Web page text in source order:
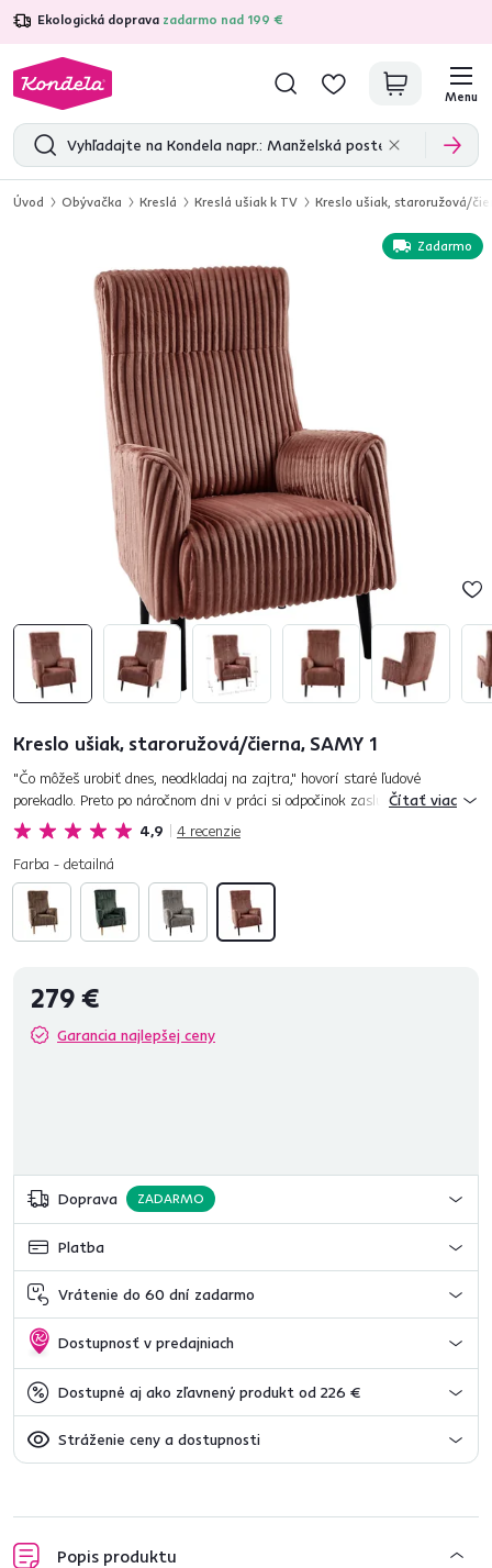
Ekologická doprava zadarmo nad 199 €
4,7 31 157overených produktových recenzií
Menu
Úvod Obývačka Kreslá Kreslá ušiak k TV Kreslo ušiak, staroružová/
Zadarmo
Kreslo ušiak, staroružová/čierna, SAMY 1
4,9 4 recenzie
"Čo môžeš urobiť dnes, neodkladaj na zajtra," hovorí staré ľudové
porekadlo. Preto po náročnom dni v práci si odpočinok zaslúžite. Relaxujte
v náruči komfortného kresla SAMY 1. Ušiaky zaraďujeme me...
Čítať viac
Farba - detailná
279 €
Garancia najlepšej ceny
Doprava ZADARMO
Platba
Vrátenie do 60 dní zadarmo
Dostupnosť v predajniach
Dostupné aj ako zľavnený produkt od 226 €
Stráženie ceny a dostupnosti
Popis produktu